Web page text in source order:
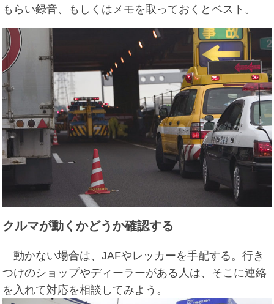
もらい録音、もしくはメモを取っておくとベスト。
クルマが動くかどうか確認する
動かない場合は、JAFやレッカーを手配する。行き
つけのショップやディーラーがある人は、そこに連絡
を入れて対応を相談してみよう。